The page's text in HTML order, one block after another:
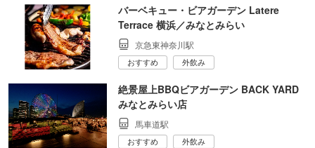
バーベキュー・ビアガーデン Latere
Terrace 横浜／みなとみらい
京急東神奈川駅
おすすめ 外飲み
絶景屋上BBQビアガーデン BACK YARD
みなとみらい店
馬車道駅
おすすめ 外飲み